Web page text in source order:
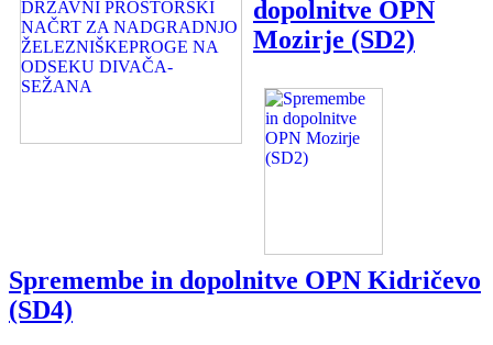
dopolnitve OPN
Mozirje (SD2)
Spremembe in dopolnitve OPN Kidričevo
(SD4)